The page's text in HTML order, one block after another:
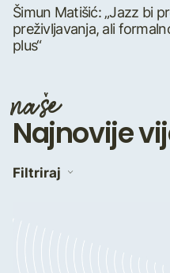
Šimun Matišić: „Jazz bi
preživljavanja, ali
plus“
naše
Najnovije
Filtriraj